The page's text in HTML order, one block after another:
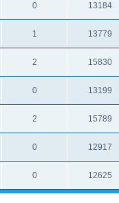
0 13184
1 13779
2 15830
0 13199
2 15789
0 12917
0 12625